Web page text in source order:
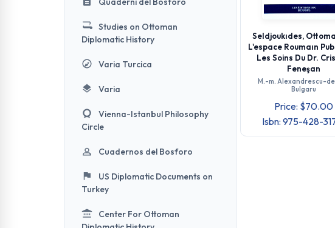
Studies on Ottoman
Diplomatic History
Varia Turcica
Varia
Vienna-Istanbul Philosophy
Circle
Cuadernos del Bosforo
US Diplomatic Documents on
Turkey
Center For Ottoman
Seldjoukıdes,
L'espace Roumaın
Les Soins Du Dr.
Feneşan
M.-m. Alexandrescu-
Bulgaru
Price: $70.00
Isbn: 975-428-